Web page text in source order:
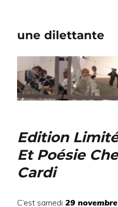
une dilettante
Edition
Et Poésie
Cardi
C’est samedi 29